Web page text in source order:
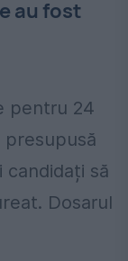
au fost
pentru 24
să
Dosarul